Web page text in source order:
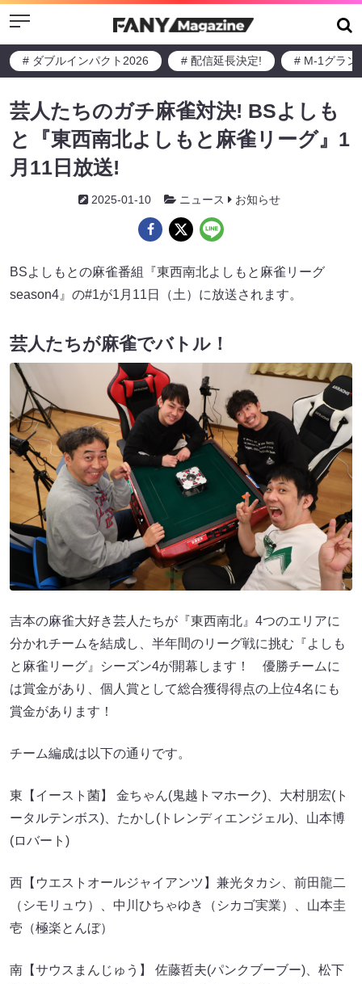
Menu
# ダブルインパクト2026 # 配信延長決定! # M-1グラン
芸人たちのガチ麻雀対決! BSよしも
と『東西南北よしもと麻雀リーグ』1
月11日放送!
2025-01-10 ニュース お知らせ
BSよしもとの麻雀番組『東西南北よしもと麻雀リーグ
season4』の#1が1月11日（土）に放送されます。
芸人たちが麻雀でバトル！
吉本の麻雀大好き芸人たちが『東西南北』4つのエリアに
分かれチームを結成し、半年間のリーグ戦に挑む『よしも
と麻雀リーグ』シーズン4が開幕します！ 優勝チームに
は賞金があり、個人賞として総合獲得得点の上位4名にも
賞金があります！
チーム編成は以下の通りです。
東【イースト菌】 金ちゃん(鬼越トマホーク)、大村朋宏(ト
ータルテンボス)、たかし(トレンディエンジェル)、山本博
(ロバート)
西【ウエストオールジャイアンツ】兼光タカシ、前田龍二
（シモリュウ）、中川ひちゃゆき（シカゴ実業）、山本圭
壱（極楽とんぼ）
南【サウスまんじゅう】 佐藤哲夫(パンクブーブー)、松下